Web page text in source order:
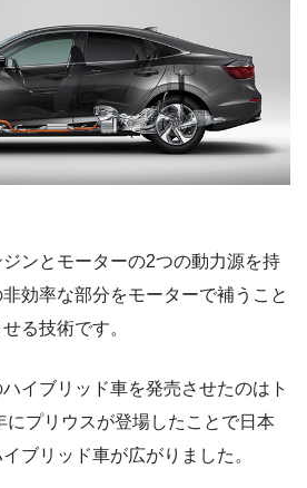
ンとモーターの2つの動力源を持
効率な部分をモーターで補うこと
る技術です。
イブリッド車を発売させたのはト
にプリウスが登場したことで日本
ブリッド車が広がりました。